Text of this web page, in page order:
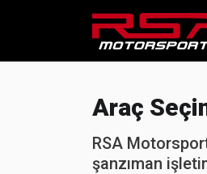
Araç
RSA
şanzıman